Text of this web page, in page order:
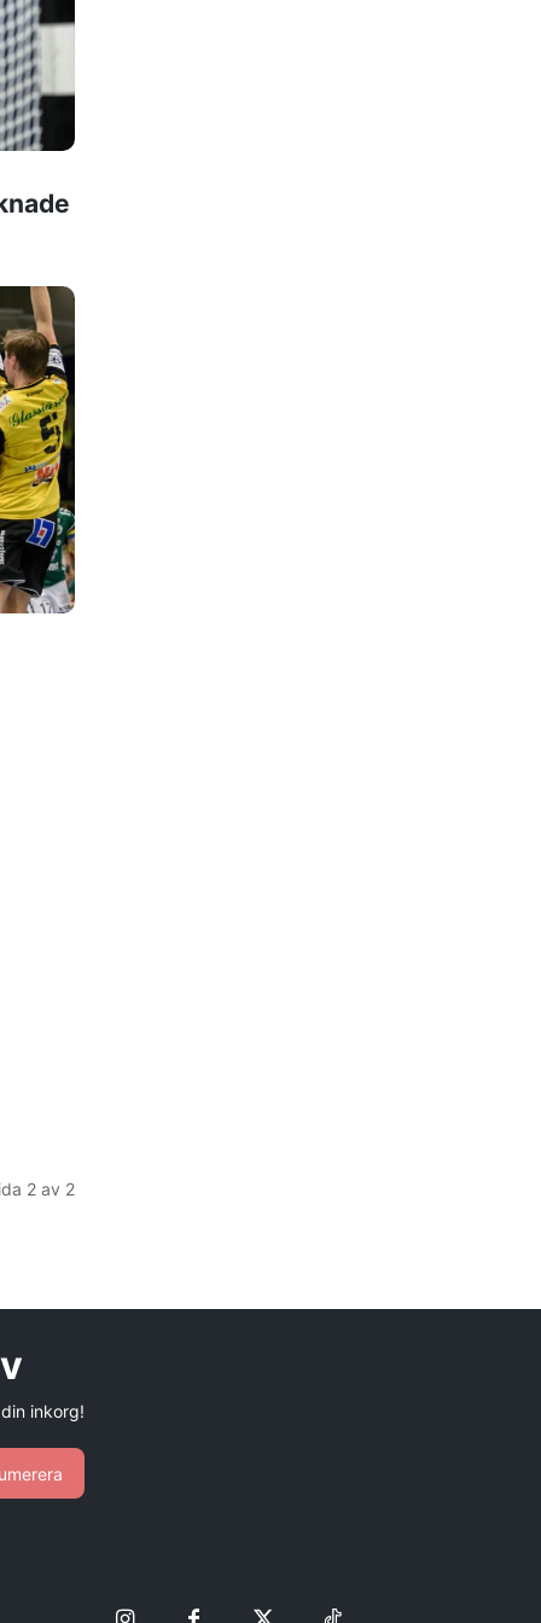
2 av 2
inkorg!